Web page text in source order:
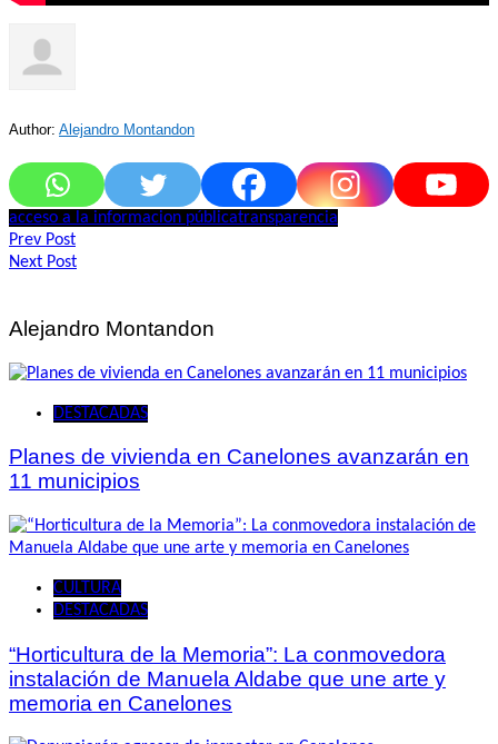
Author: Alejandro Montandon
acceso a la informacion públicatransparencia
Navegación
de
Prev Post
Next Post
Alejandro Montandon
DESTACADAS
Planes de vivienda en Canelones avanzarán en
11 municipios
CULTURA
DESTACADAS
“Horticultura de la Memoria”: La conmovedora
instalación de Manuela Aldabe que une arte y
memoria en Canelones